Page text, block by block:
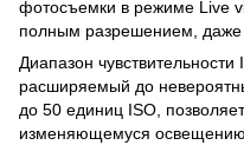
фотосъемки в режиме Live
полным разрешением, даже
Диапазон
расширяемый до
до 50 единиц ISO,
изменяющемуся